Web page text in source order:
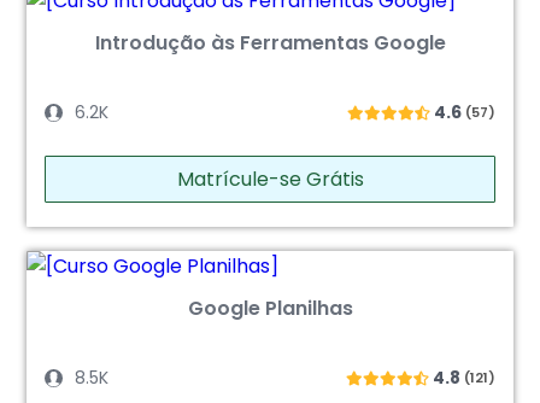
Introdução às Ferramentas Google
6.2K 4.6 (57)
Matrícule-se Grátis
Google Planilhas
8.5K 4.8 (121)